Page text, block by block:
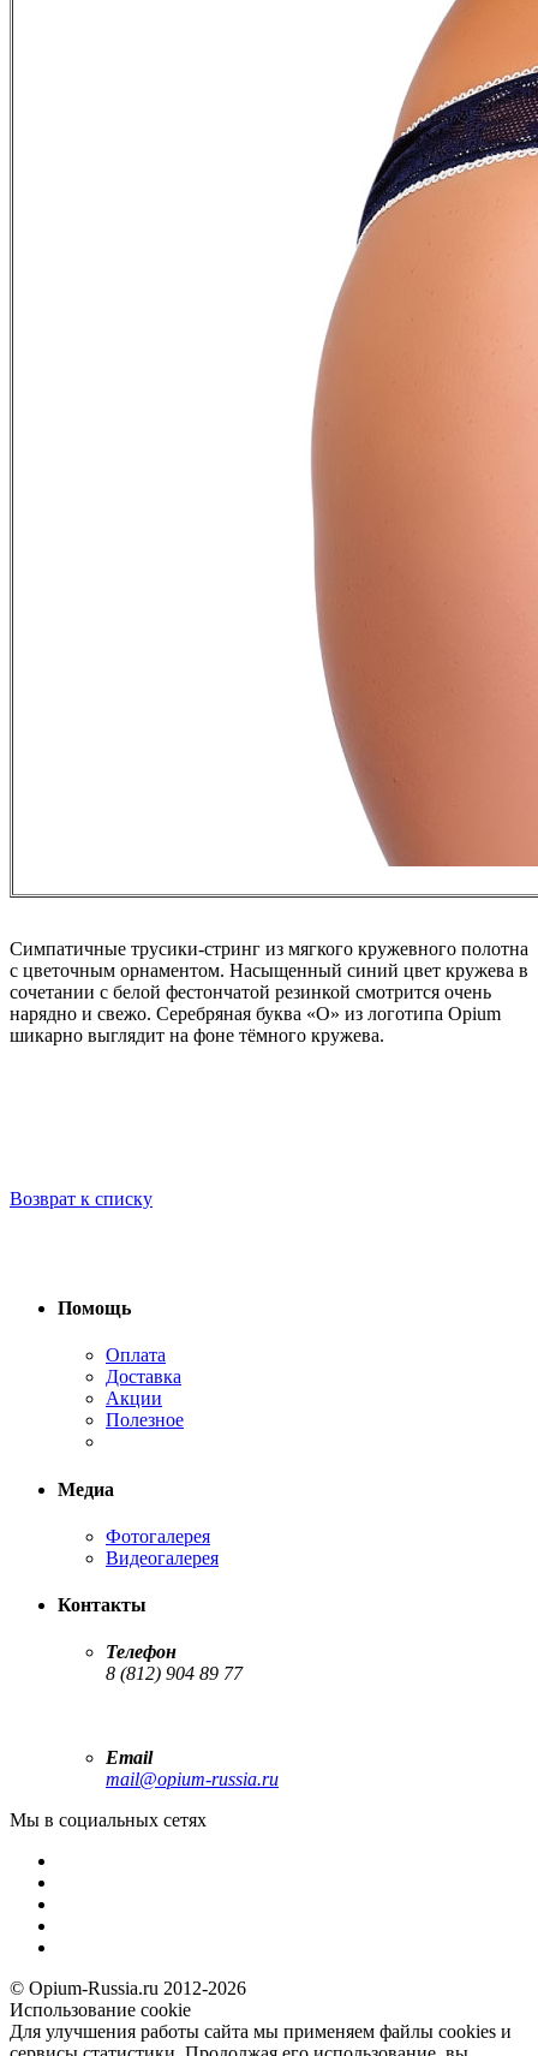
Симпатичные трусики-стринг из мягкого кружевного полотна
с цветочным орнаментом. Насыщенный синий цвет кружева в
сочетании с белой фестончатой резинкой смотрится очень
нарядно и свежо. Серебряная буква «O» из логотипа Opium
шикарно выглядит на фоне тёмного кружева.
Возврат к списку
Помощь
Оплата
Доставка
Акции
Полезное
Медиа
Фотогалерея
Видеогалерея
Контакты
Телефон
8 (812) 904 89 77
Email
mail@opium-russia.ru
Мы в социальных сетях
© Opium-Russia.ru 2012-2026
Использование cookie
Для улучшения работы сайта мы применяем файлы cookies и